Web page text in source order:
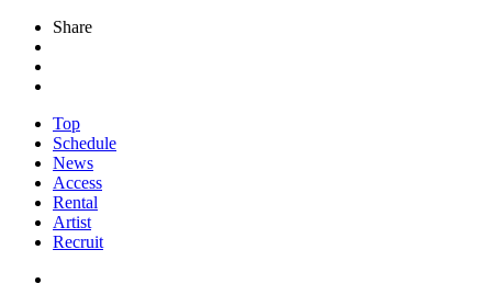
Share
Top
Schedule
News
Access
Rental
Artist
Recruit